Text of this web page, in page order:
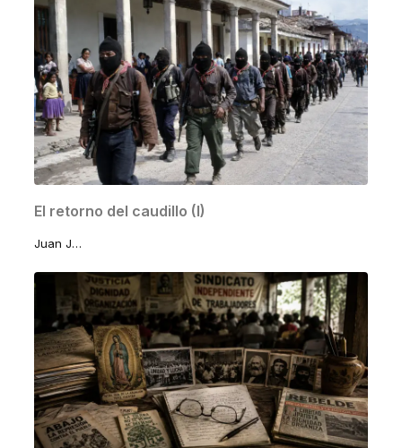
El retorno del caudillo (I)
Juan José Lomelí Sánchez